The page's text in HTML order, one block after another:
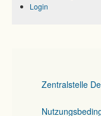
Login
Zentralstelle